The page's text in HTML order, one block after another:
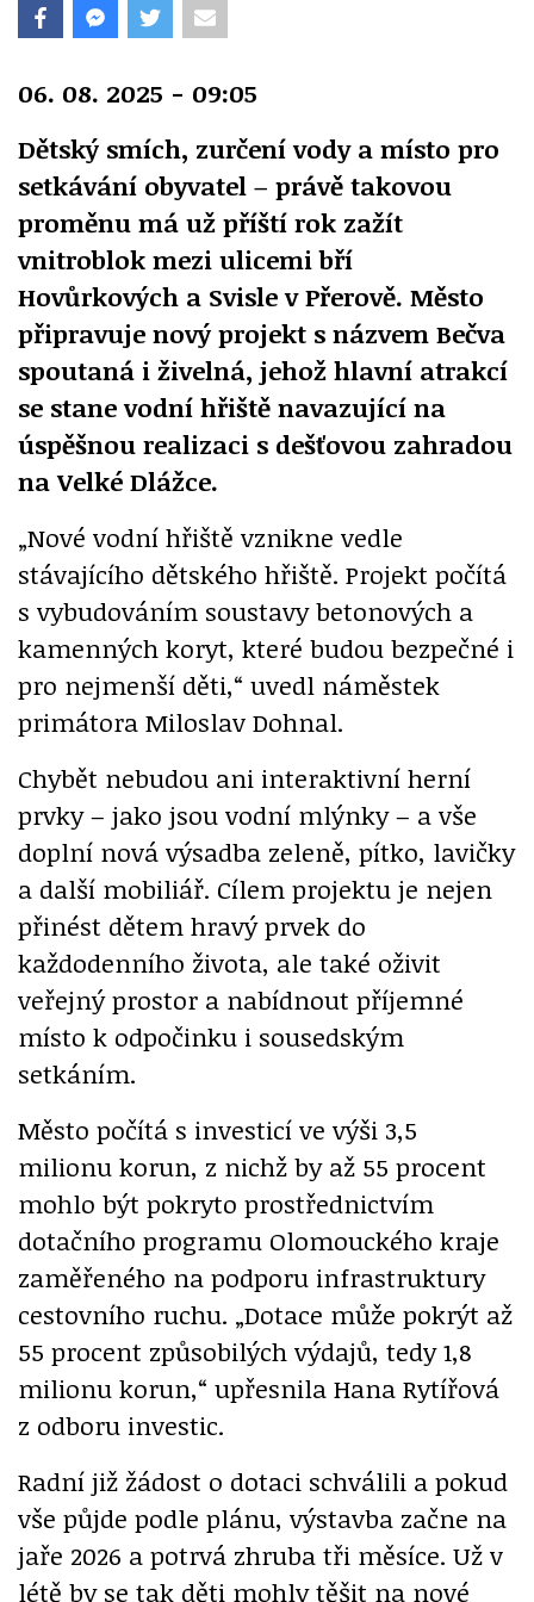
06. 08. 2025 - 09:05
Dětský smích, zurčení vody a místo pro
setkávání obyvatel – právě takovou
proměnu má už příští rok zažít
vnitroblok mezi ulicemi bří
Hovůrkových a Svisle v Přerově. Město
připravuje nový projekt s názvem Bečva
spoutaná i živelná, jehož hlavní atrakcí
se stane vodní hřiště navazující na
úspěšnou realizaci s dešťovou zahradou
na Velké Dlážce.
„Nové vodní hřiště vznikne vedle
stávajícího dětského hřiště. Projekt počítá
s vybudováním soustavy betonových a
kamenných koryt, které budou bezpečné i
pro nejmenší děti,“ uvedl náměstek
primátora Miloslav Dohnal.
Chybět nebudou ani interaktivní herní
prvky – jako jsou vodní mlýnky – a vše
doplní nová výsadba zeleně, pítko, lavičky
a další mobiliář. Cílem projektu je nejen
přinést dětem hravý prvek do
každodenního života, ale také oživit
veřejný prostor a nabídnout příjemné
místo k odpočinku i sousedským
setkáním.
Město počítá s investicí ve výši 3,5
milionu korun, z nichž by až 55 procent
mohlo být pokryto prostřednictvím
dotačního programu Olomouckého kraje
zaměřeného na podporu infrastruktury
cestovního ruchu. „Dotace může pokrýt až
55 procent způsobilých výdajů, tedy 1,8
milionu korun,“ upřesnila Hana Rytířová
z odboru investic.
Radní již žádost o dotaci schválili a pokud
vše půjde podle plánu, výstavba začne na
jaře 2026 a potrvá zhruba tři měsíce. Už v
létě by se tak děti mohly těšit na nové